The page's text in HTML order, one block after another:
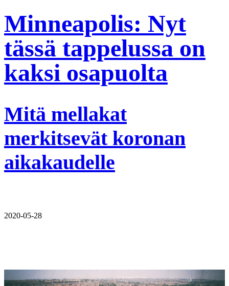
Minneapolis: Nyt
tässä tappelussa on
kaksi osapuolta
Mitä mellakat
merkitsevät koronan
aikakaudelle
2020-05-28